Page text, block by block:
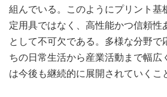
組んでいる。このようにプリント基
定用具ではなく、高性能かつ信頼性
として不可欠である。多様な分野で
ちの日常生活から産業活動まで幅広
は今後も継続的に展開されていくこ